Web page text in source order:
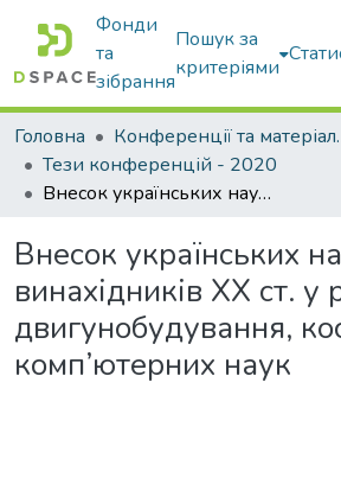
Фонди
та
зібрання
Пошук за
критеріями
Головна
Тези конференцій - 2020
Внесок українських науковців і винахідників ХХ ст. у розвиток двигунобудування, космонавтики, комп’ютерних наук
Внесок українських
винахідників ХХ ст. у
двигунобудування,
комп’ютерних наук